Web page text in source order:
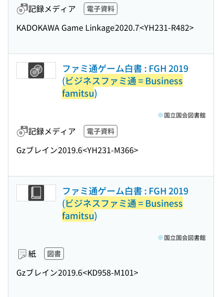
記録メディア 電子資料
KADOKAWA Game Linkage2020.7<YH231-R482>
ファミ通ゲーム白書 : FGH 2019
(ビジネスファミ通 = Business
famitsu)
記録メディア 電子資料
Gzブレイン2019.6<YH231-M366>
国立国会図書館
ファミ通ゲーム白書 : FGH 2019
(ビジネスファミ通 = Business
famitsu)
紙 図書
Gzブレイン2019.6<KD958-M101>
国立国会図書館